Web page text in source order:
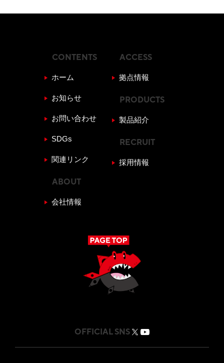
CONTENTS
ホーム
お知らせ
お問い合わせ
SDGs
関連リンク
ABOUT
会社情報
ACCESS
拠点情報
PRODUCTS
製品紹介
RECRUIT
採用情報
OFFICIAL SNS